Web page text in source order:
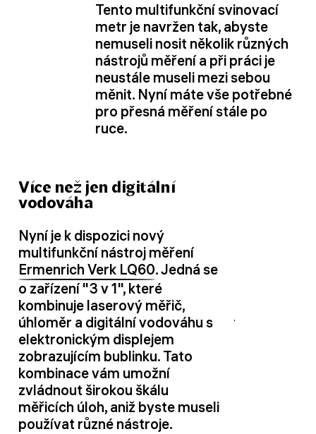
Tento multifunkční svinovací
metr je navržen tak, abyste
nemuseli nosit několik různých
nástrojů měření a při práci je
neustále museli mezi sebou
měnit. Nyní máte vše potřebné
pro přesná měření stále po
ruce.
Více než jen digitální
vodováha
Nyní je k dispozici nový
multifunkční nástroj měření
Ermenrich Verk LQ60. Jedná se
o zařízení "3 v 1", které
kombinuje laserový měřič,
úhloměr a digitální vodováhu s
elektronickým displejem
zobrazujícím bublinku. Tato
kombinace vám umožní
zvládnout širokou škálu
měřicích úloh, aniž byste museli
používat různé nástroje.